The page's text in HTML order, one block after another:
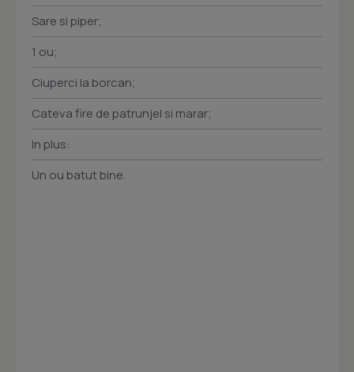
Sare si piper;
1 ou;
Ciuperci la borcan;
Cateva fire de patrunjel si marar;
In plus:
Un ou batut bine.